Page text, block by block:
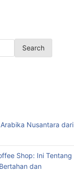
Search
Nusantara dari
Shop: Ini Tentang
dan